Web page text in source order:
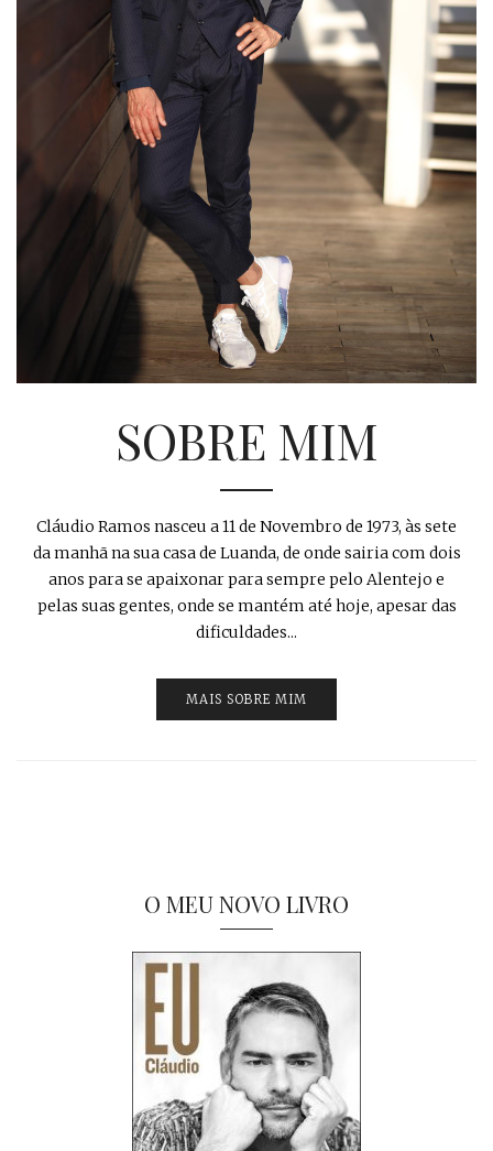
SOBRE MIM
Cláudio Ramos nasceu a 11 de Novembro de 1973, às sete
da manhã na sua casa de Luanda, de onde sairia com dois
anos para se apaixonar para sempre pelo Alentejo e
pelas suas gentes, onde se mantém até hoje, apesar das
dificuldades...
MAIS SOBRE MIM
O MEU NOVO LIVRO